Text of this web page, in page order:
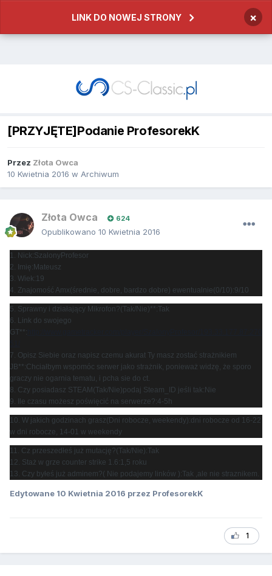
LINK DO NOWEJ STRONY ×
[PRZYJĘTE]Podanie ProfesorekK
Przez Złota Owca
10 Kwietnia 2016 w Archiwum
Złota Owca 624
Opublikowano 10 Kwietnia 2016
1. Nick:SzalonyProfesor
2. Imię:Mateusz
3. Wiek:19
4. Znajomość Amx(średnie, dobre, bardzo dobre) ewentualnie(0/10):9/10
5. Sprawny i działający Mikrofon?(Tak/Nie)**:Tak
6. Link do swojego
GT**:
7. Opisz Siebie oraz napisz czemu akurat Ty masz zostać strażnikiem
JB**:Chciałbym wspomóc serwer jako strażnik, ponieważ widzę, że sporo
graczy nie ogarnia tematu, i pcha sie do ct.
8. Czy posiadasz STEAM(Tak/Nie)podaj Steam_ID jeśli tak:Nie
9. Ile czasu możesz poświęcić na serwerze?:4-5h
10. W jakich godzinach grasz(Dni robocze, weekendy):dni robocze od 16-22
w dni robocze, 14-01 w weekendy
11. Cz przeszedłeś już mutację?(Tak/Nie):Tak
12. Staż w grze counter strike 1.6:1,5 roku
13. Czy byłeś już adminem?( Nie podajemy linków ):Tak ,ale nie straznikem.
Edytowane 10 Kwietnia 2016 przez ProfesorekK
1